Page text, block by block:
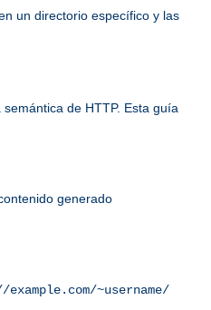
un directorio específico y las
de HTTP. Esta guía
generado
~username/